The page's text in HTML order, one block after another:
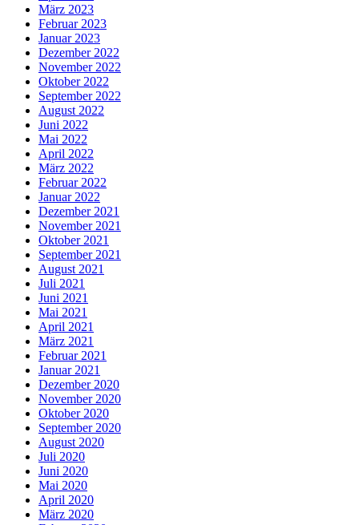
März 2023
Februar 2023
Januar 2023
Dezember 2022
November 2022
Oktober 2022
September 2022
August 2022
Juni 2022
Mai 2022
April 2022
März 2022
Februar 2022
Januar 2022
Dezember 2021
November 2021
Oktober 2021
September 2021
August 2021
Juli 2021
Juni 2021
Mai 2021
April 2021
März 2021
Februar 2021
Januar 2021
Dezember 2020
November 2020
Oktober 2020
September 2020
August 2020
Juli 2020
Juni 2020
Mai 2020
April 2020
März 2020